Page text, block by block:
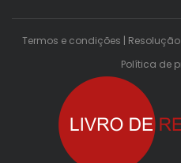
Termos e condições |
Política de